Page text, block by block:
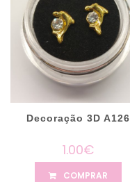
Decoração 3D A126
1.00€
COMPRAR